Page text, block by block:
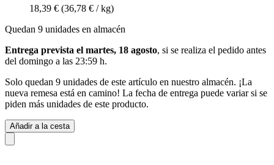
18,39 € (36,78 € / kg)
Quedan 9 unidades en almacén
Entrega prevista el martes, 18 agosto, si se realiza el pedido antes
del domingo a las 23:59 h.
Solo quedan 9 unidades de este artículo en nuestro almacén. ¡La
nueva remesa está en camino! La fecha de entrega puede variar si se
piden más unidades de este producto.
Añadir a la cesta